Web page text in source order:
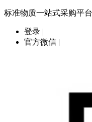
标准物质一站式采购平台
登录 |
官方微信 |